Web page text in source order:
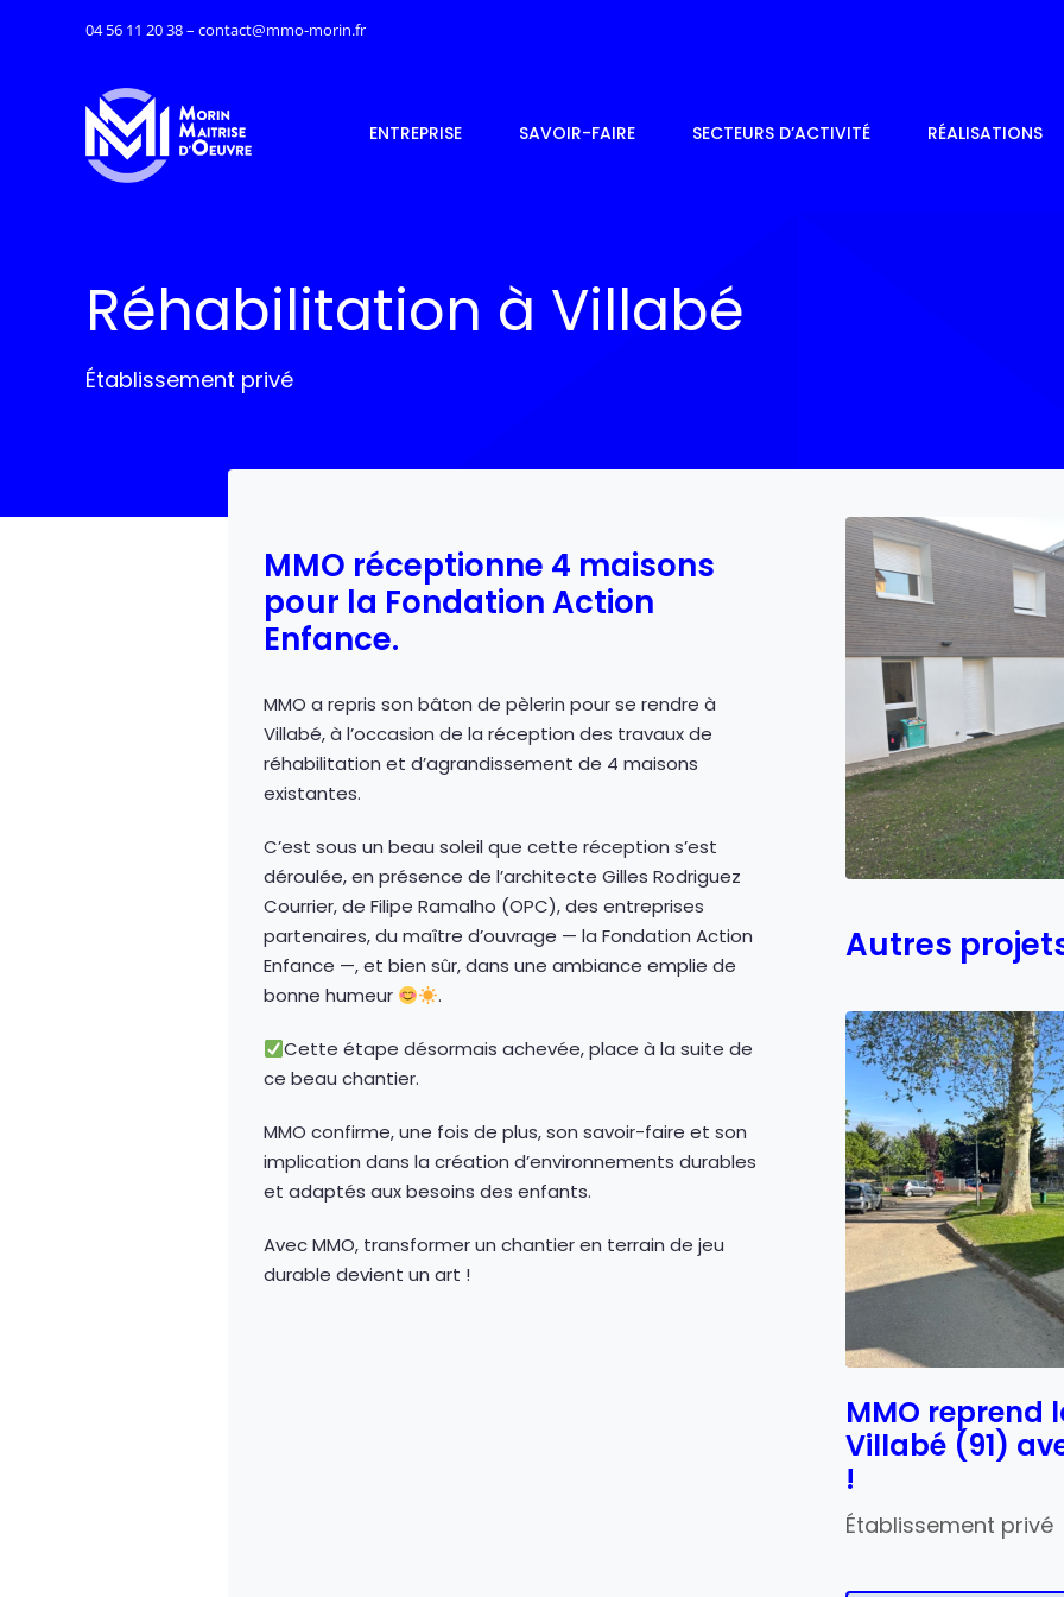
04 56 11 20 38 – contact@mmo-morin.fr
ENTREPRISE SAVOIR-FAIRE SECTEURS D’ACTIVITÉ RÉALISATIONS
Réhabilitation à Villabé
Établissement privé
MMO réceptionne 4 maisons
pour la Fondation Action
Enfance.
MMO a repris son bâton de pèlerin pour se rendre à
Villabé, à l’occasion de la réception des travaux de
réhabilitation et d’agrandissement de 4 maisons
existantes.
C’est sous un beau soleil que cette réception s’est
déroulée, en présence de l’architecte Gilles Rodriguez
Courrier, de Filipe Ramalho (OPC), des entreprises
partenaires, du maître d’ouvrage — la Fondation Action
Enfance —, et bien sûr, dans une ambiance emplie de
bonne humeur
.
Cette étape désormais achevée, place à la suite de
ce beau chantier.
MMO confirme, une fois de plus, son savoir-faire et son
implication dans la création d’environnements durables
et adaptés aux besoins des enfants.
Avec MMO, transformer un chantier en terrain de jeu
durable devient un art !
Autres
MMO reprend
Villabé (91)
!
Établissement privé